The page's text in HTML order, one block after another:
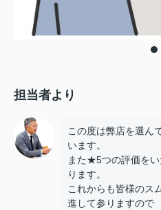
担当者より
この度は弊店を選ん
います。
また★5つの評価を
ります。
これからも皆様のス
進して参りますので